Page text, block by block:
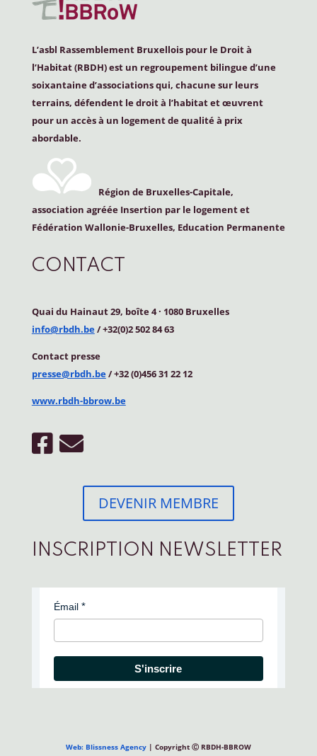
L’asbl Rassemblement Bruxellois pour le Droit à
l’Habitat (RBDH) est un regroupement bilingue d’une
soixantaine d’associations qui, chacune sur leurs
terrains, défendent le droit à l’habitat et œuvrent
pour un accès à un logement de qualité à prix
abordable.
Région de Bruxelles-Capitale,
association agréée Insertion par le logement et
Fédération Wallonie-Bruxelles, Education Permanente
CONTACT
Quai du Hainaut 29, boîte 4· 1080 Bruxelles
info@rbdh.be/ +32(0)2 502 84 63
Contact presse
presse@rbdh.be/ +32 (0)456 31 22 12
www.rbdh-bbrow.be
DEVENIR MEMBRE
INSCRIPTION NEWSLETTER
Émail
S'inscrire
Web: Blissness Agency| Copyright Ⓒ RBDH-BBROW